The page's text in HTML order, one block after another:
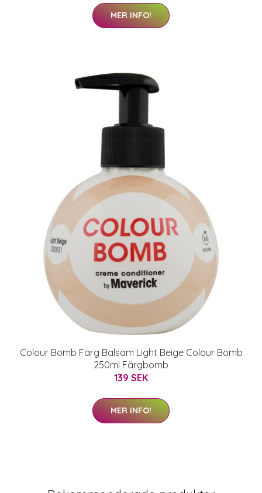
MER INFO!
Colour Bomb Färg Balsam Light Beige Colour Bomb
250ml Färgbomb
139 SEK
MER INFO!